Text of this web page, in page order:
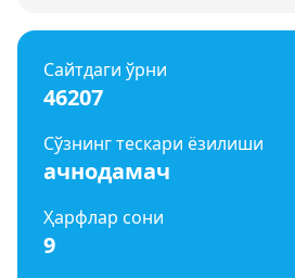
Сайтдаги ўрни
46207
Сўзнинг тескари ёзилиши
ачнодамач
Ҳарфлар сони
9